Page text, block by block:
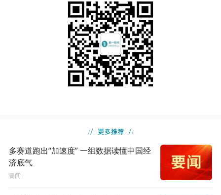
多赛道跑出“加速度” 一组数据读懂中国经
济底气
要闻